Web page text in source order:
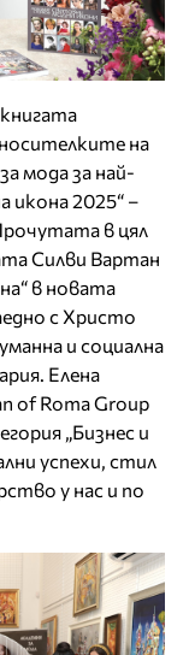
на
мода за най-
икона 2025“ –
в цял
Силви Вартан
в новата
с Христо
и социална
Елена
of Roma Group
„Бизнес и
успехи, стил
у нас и по